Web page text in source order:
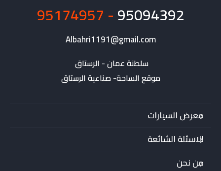
95094392
- 95174957
Albahri1191@gmail.com
موقع الساحة- صناعية الرستاق
معرض السيارات
الاسئلة الشائعة
من نحن